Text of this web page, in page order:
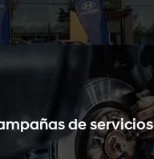
de servicios